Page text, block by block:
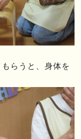
らうと、身体を